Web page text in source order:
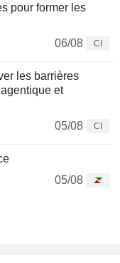
pour former les
06/08
CI
les barrières
et
05/08
CI
05/08